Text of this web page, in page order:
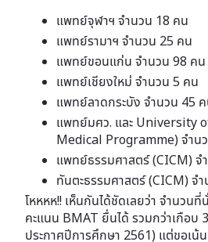
แพทย์จุฬาฯ จำนวน 18 คน
แพทย์รามาฯ จำนวน 25 คน
แพทย์ขอนแก่น จำนวน 98 คน
แพทย์เชียงใหม่ จำนวน 5 คน
แพทย์ลาดกระบัง จำนวน 45
แพทย์มศว. และ University
Medical Programme) จำน
แพทย์ธรรมศาสตร์ (CICM) จ
ทันตะธรรมศาสตร์ (CICM) จ
โหหหห!! เห็นกันได้ชัดเลยว่า จำนวน
คะแนน BMAT ยื่นได้ รวมกว่าเกือบ
ประกาศปีการศึกษา 2561) แต่ขอเน้น